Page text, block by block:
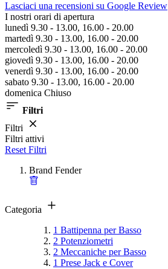
Lasciaci una recensioni su Google Review
I nostri orari di apertura
lunedì 9.30 - 13.00, 16.00 - 20.00
martedì 9.30 - 13.00, 16.00 - 20.00
mercoledì 9.30 - 13.00, 16.00 - 20.00
giovedì 9.30 - 13.00, 16.00 - 20.00
venerdì 9.30 - 13.00, 16.00 - 20.00
sabato 9.30 - 13.00, 16.00 - 20.00
domenica Chiuso
Filtri
Filtri
Filtri attivi
Reset Filtri
Brand Fender
Categoria
1 Battipenna per Basso
2 Potenziometri
2 Meccaniche per Basso
1 Prese Jack e Cover